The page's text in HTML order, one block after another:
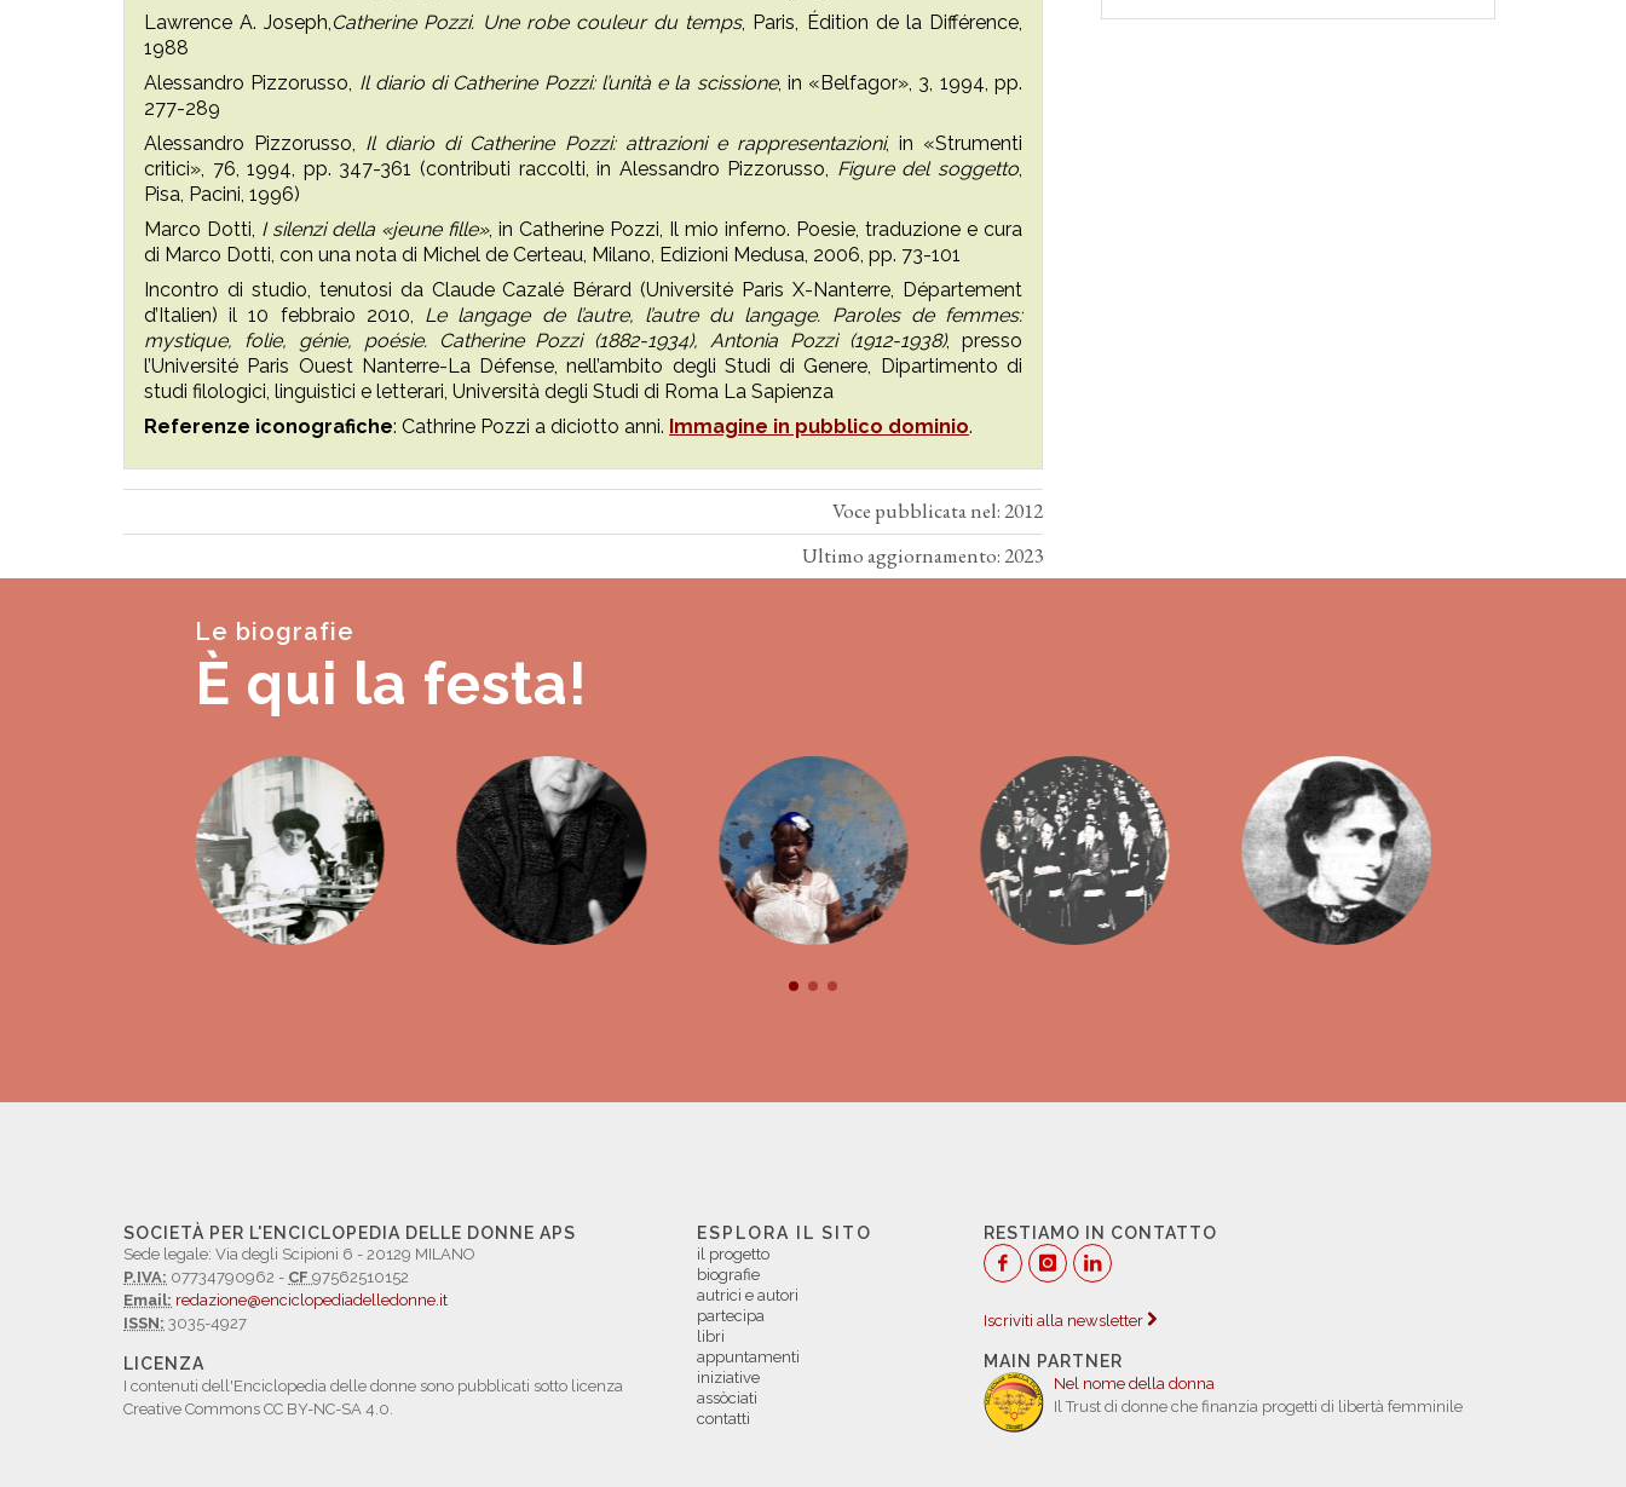
Lawrence A. Joseph,Catherine Pozzi. Une robe couleur du temps, Paris, Édition de la Différence,
1988
Alessandro Pizzorusso, Il diario di Catherine Pozzi: l’unità e la scissione, in «Belfagor», 3, 1994, pp.
277-289
Alessandro Pizzorusso, Il diario di Catherine Pozzi: attrazioni e rappresentazioni, in «Strumenti
critici», 76, 1994, pp. 347-361 (contributi raccolti, in Alessandro Pizzorusso, Figure del soggetto,
Pisa, Pacini, 1996)
Marco Dotti, I silenzi della «jeune fille», in Catherine Pozzi, Il mio inferno. Poesie, traduzione e cura
di Marco Dotti, con una nota di Michel de Certeau, Milano, Edizioni Medusa, 2006, pp. 73-101
Incontro di studio, tenutosi da Claude Cazalé Bérard (Université Paris X-Nanterre, Département
d’Italien) il 10 febbraio 2010, Le langage de l’autre, l’autre du langage. Paroles de femmes:
mystique, folie, génie, poésie. Catherine Pozzi (1882-1934), Antonia Pozzi (1912-1938), presso
l’Université Paris Ouest Nanterre-La Défense, nell’ambito degli Studi di Genere, Dipartimento di
studi filologici, linguistici e letterari, Università degli Studi di Roma La Sapienza
Referenze iconografiche: Cathrine Pozzi a diciotto anni. Immagine in pubblico dominio.
Voce pubblicata nel: 2012
Ultimo aggiornamento: 2023
Le biografie
È qui la festa!
SOCIETÀ PER L'ENCICLOPEDIA DELLE DONNE APS
Sede legale: Via degli Scipioni 6 - 20129 MILANO
P.IVA: 07734790962 - CF 97562510152
Email: redazione@enciclopediadelledonne.it
ISSN: 3035-4927
LICENZA
I contenuti dell'Enciclopedia delle donne sono pubblicati sotto licenza
Creative Commons CC BY-NC-SA 4.0.
ESPLORA IL SITO
il progetto
biografie
autrici e autori
partecipa
libri
appuntamenti
iniziative
assòciati
contatti
RESTIAMO IN CONTATTO
Iscriviti alla newsletter
MAIN PARTNER
Nel nome della donna
Il Trust di donne che finanzia progetti di libertà femminile